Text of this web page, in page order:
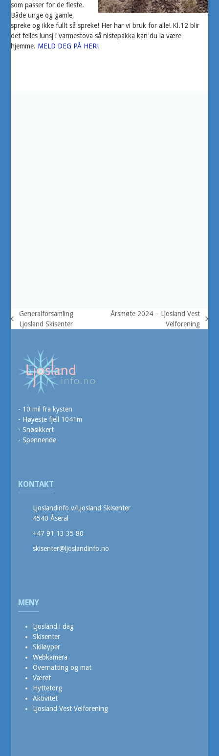
som passer for de fleste.
Både unge og gamle,
spreke og ikke fullt så spreke! Her har vi bruk for alle! Kl.12 blir
det felles lunsj i varmestova så nistepakka kan du la være
hjemme. MELD DEG PÅ HER!
previous
Generalforsamling
Ljosland Skisenter
Årsmøte 2024 – Ljosland Vest
Velforening
- 10 mil fra kysten
- Høyeste fjell 1041m
- Snøsikkert
- Spennende
KONTAKT
Ljoslandinfo v/Ljosland Skisenter
4540 Åseral
+47 91 13 35 80
skisenter@ljoslandinfo.no
MENY
Ljosland i dag
Skisenter
Skiløyper
Webkamera
Overnatting og mat
Været
Hyttetorg
Aktivitet
Ljosland Vest Velforening